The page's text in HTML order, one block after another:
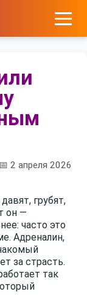
📅 2 апреля 2026
грубят,
он —
часто это
Адреналин,
за страсть.
так